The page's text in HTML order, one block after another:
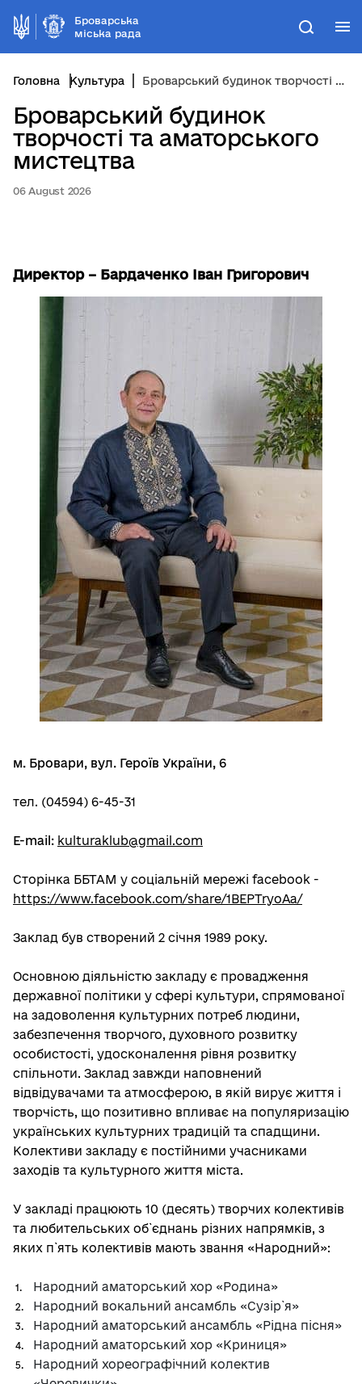
Броварська
міська рада
Пошук
Головна Культура Броварський будинок творчості та аматорського мистецтва
Броварський будинок
творчості та аматорського
мистецтва
06 August 2026
Директор– Бардаченко Іван Григорович
м. Бровари, вул. Героїв України, 6
тел. (04594) 6-45-31
Е-mail: kulturaklub@gmail.com
Сторінка ББТАМ у соціальній мережі facebook -
https://www.facebook.com/share/1BEPTryoAa/
Заклад був створений 2 січня 1989 року.
Основною діяльністю закладу є провадження
державної політики у сфері культури, спрямованої
на задоволення культурних потреб людини,
забезпечення творчого, духовного розвитку
особистості, удосконалення рівня розвитку
спільноти. Заклад завжди наповнений
відвідувачами та атмосферою, в якій вирує життя і
творчість, що позитивно впливає на популяризацію
українських культурних традицій та спадщини.
Колективи закладу є постійними учасниками
заходів та культурного життя міста.
У закладі працюють 10 (десять) творчих колективів
та любительських об`єднань різних напрямків, з
яких п`ять колективів мають звання «Народний»:
Народний аматорський хор «Родина»
Народний вокальний ансамбль «Сузір`я»
Народний аматорський ансамбль «Рідна пісня»
Народний аматорський хор «Криниця»
Народний хореографічний колектив